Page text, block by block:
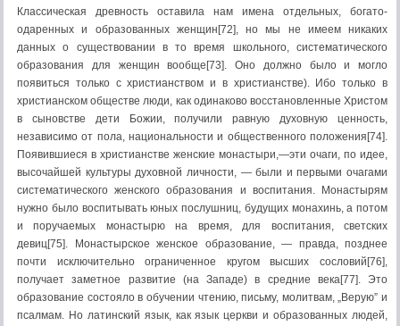
Классическая древность оставила нам имена отдельных, богато-
одаренных и образованных женщин[72], но мы не имеем никаких
данных о существовании в то время школьного, систематического
образования для женщин вообще[73]. Оно должно было и могло
появиться только с христианством и в христианстве). Ибо только в
христианском обществе люди, как одинаково восстановленные Христом
в сыновстве дети Божии, получили равную духовную ценность,
независимо от пола, национальности и общественного положения[74].
Появившиеся в христианстве женские монастыри,—эти очаги, по идее,
высочайшей культуры духовной личности, — были и первыми очагами
систематического женского образования и воспитания. Монастырям
нужно было воспитывать юных послушниц, будущих монахинь, а потом
и поручаемых монастырю на время, для воспитания, светских
девиц[75]. Монастырское женское образование, — правда, позднее
почти исключительно ограниченное кругом высших сословий[76],
получает заметное развитие (на Западе) в средние века[77]. Это
образование состояло в обучении чтению, письму, молитвам, „Верую” и
псалмам. Но латинский язык, как язык церкви и образованных людей,